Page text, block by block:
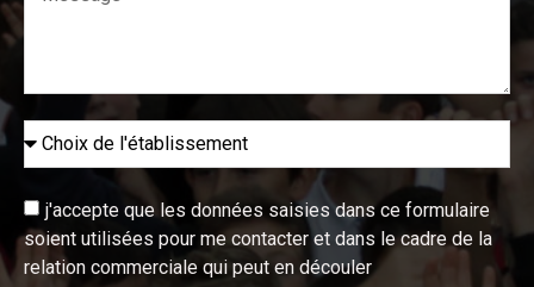
j'accepte que les données saisies dans ce formulaire
soient utilisées pour me contacter et dans le cadre de la
relation commerciale qui peut en découler